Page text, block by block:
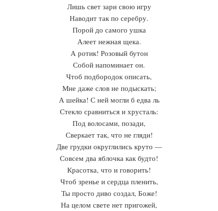
Лишь свет зари свою игру
Наводит так по серебру.
Порой до самого ушка
Алеет нежная щека.
А ротик! Розовый бутон
Собой напоминает он.
Чтоб подбородок описать,
Мне даже слов не подыскать;
А шейка! С ней могли б едва ль
Стекло сравниться и хрусталь:
Под волосами, позади,
Сверкает так, что не гляди!
Две грудки округлились круто —
Совсем два яблочка как будто!
Красотка, что и говорить!
Чтоб зренье и сердца пленить,
Ты просто диво создал, Боже!
На целом свете нет пригожей,